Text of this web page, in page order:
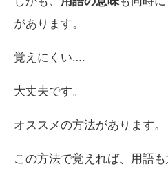
があります。
覚えにくい….
大丈夫です。
オススメの方法があります。
この方法で覚えれば、用語